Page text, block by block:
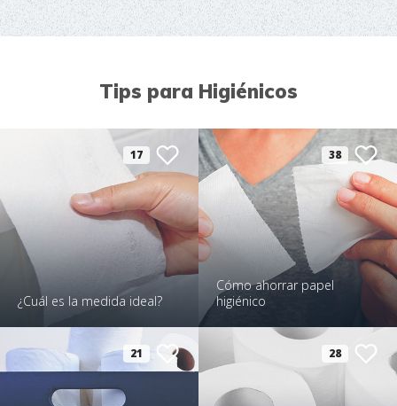
Tips para Higiénicos
17
¿Cuál es la medida ideal?
38
Cómo ahorrar papel
higiénico
21 28